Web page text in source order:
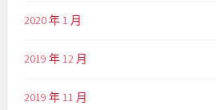
2020 年 1 月
2019 年 12 月
2019 年 11 月